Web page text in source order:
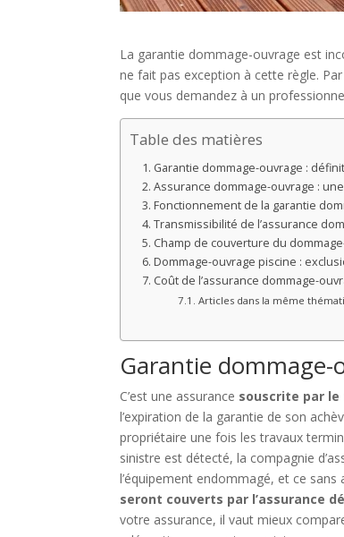
La garantie dommage-ouvrage est
ne fait pas exception à cette règle.
que vous demandez à un
Table des matières
Garantie dommage-ouvrage :
Assurance dommage-ouvrage :
Fonctionnement de la garantie
Transmissibilité de l’assurance
Champ de couverture du
Dommage-ouvrage piscine :
Coût de l’assurance dommage-
Articles dans la même
Garantie
C’est une assurance souscrite par le
l’expiration de la garantie de son
propriétaire une fois les travaux
sinistre est détecté, la compagnie
l’équipement endommagé, et ce
seront couverts par l’assurance
votre assurance, il vaut mieux